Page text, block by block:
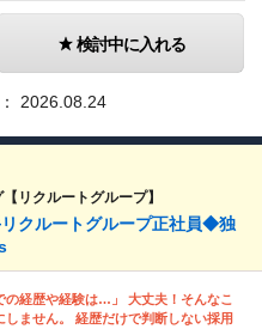
検討中に入れる
2026.08.24
リクルートグループ】
クルートグループ正社員◆独
の経歴や経験は…」 大丈夫！そんなこ
しません。 経歴だけで判断しない採用